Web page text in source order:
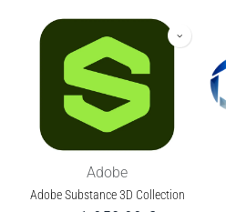
Adobe
Adobe Substance 3D Collection